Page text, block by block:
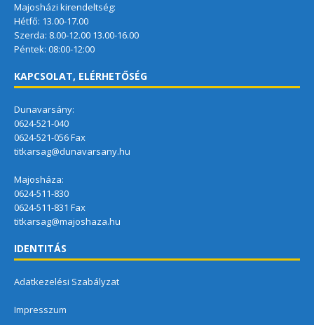
Majosházi kirendeltség:
Hétfő: 13.00-17.00
Szerda: 8.00-12.00 13.00-16.00
Péntek: 08:00-12:00
KAPCSOLAT, ELÉRHETŐSÉG
Dunavarsány:
0624-521-040
0624-521-056 Fax
titkarsag@dunavarsany.hu
Majosháza:
0624-511-830
0624-511-831 Fax
titkarsag@majoshaza.hu
IDENTITÁS
Adatkezelési Szabályzat
Impresszum